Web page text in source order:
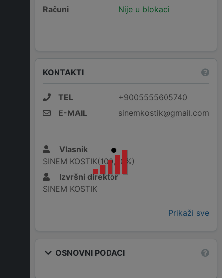
Računi Nije u blokadi
KONTAKTI
TEL
+9005555605740
E-MAIL
sinemkostik@gmail.com
Vlasnik
SINEM KOSTIK(100,00%)
Izvršni direktor
SINEM KOSTIK
Prikaži sve
OSNOVNI PODACI